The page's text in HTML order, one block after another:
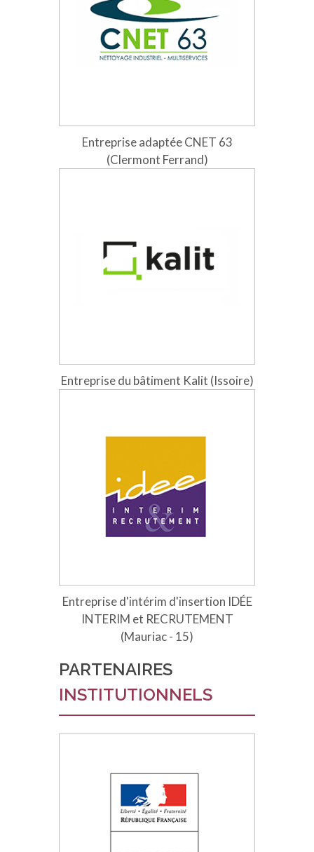
Entreprise adaptée CNET 63
(Clermont Ferrand)
Entreprise du bâtiment Kalit (Issoire)
Entreprise d'intérim d'insertion IDÉE
INTERIM et RECRUTEMENT
(Mauriac - 15)
PARTENAIRES
INSTITUTIONNELS